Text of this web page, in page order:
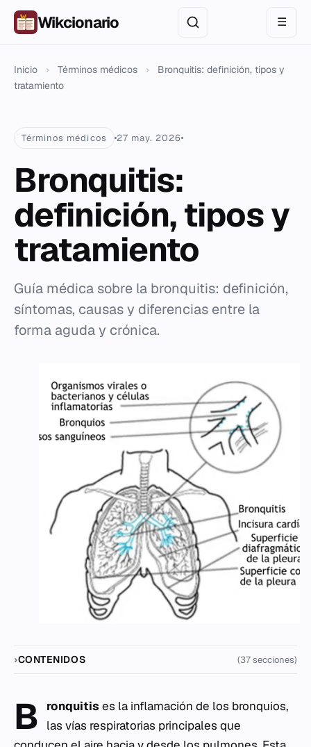
Wikcionario ☰
Inicio › Términos médicos ›
Bronquitis: definición, tipos y
tratamiento
Términos médicos 27 may. 2026
Bronquitis:
definición, tipos y
tratamiento
Guía médica sobre la bronquitis: definición,
síntomas, causas y diferencias entre la
forma aguda y crónica.
CONTENIDOS (37 secciones)
B ronquitis es la inflamación de los bronquios,
las vías respiratorias principales que